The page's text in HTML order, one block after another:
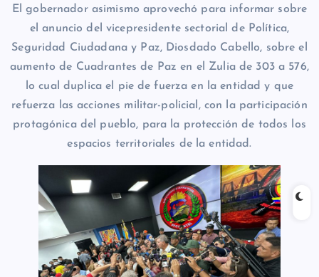
El gobernador asimismo aprovechó para informar sobre
el anuncio del vicepresidente sectorial de Política,
Seguridad Ciudadana y Paz, Diosdado Cabello, sobre el
aumento de Cuadrantes de Paz en el Zulia de 303 a 576,
lo cual duplica el pie de fuerza en la entidad y que
refuerza las acciones militar-policial, con la participación
protagónica del pueblo, para la protección de todos los
espacios territoriales de la entidad.